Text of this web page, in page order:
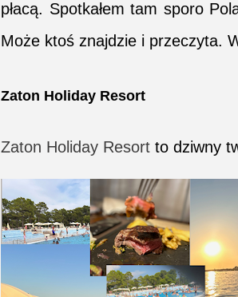
płacą. Spotkałem tam sporo
Może ktoś znajdzie i przeczyta.
Zaton Holiday Resort
Zaton Holiday Resort to dziwny